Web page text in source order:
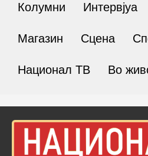
Колумни Интервјуа
Магазин Сцена
Национал ТВ Во